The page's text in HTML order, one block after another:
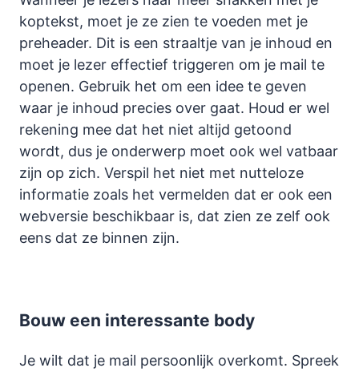
koptekst, moet je ze zien te voeden met je
preheader. Dit is een straaltje van je inhoud en
moet je lezer effectief triggeren om je mail te
openen. Gebruik het om een idee te geven
waar je inhoud precies over gaat. Houd er wel
rekening mee dat het niet altijd getoond
wordt, dus je onderwerp moet ook wel vatbaar
zijn op zich. Verspil het niet met nutteloze
informatie zoals het vermelden dat er ook een
webversie beschikbaar is, dat zien ze zelf ook
eens dat ze binnen zijn.
Bouw een interessante body
Je wilt dat je mail persoonlijk overkomt. Spreek